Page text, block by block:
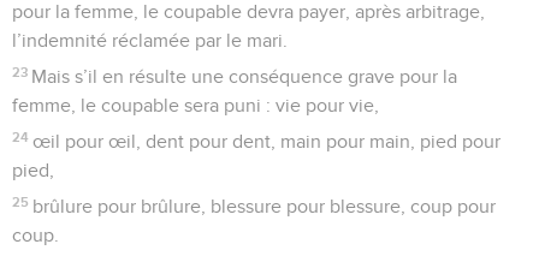
pour la femme, le coupable devra payer, après arbitrage,
l’indemnité réclamée par le mari.
23 Mais s’il en résulte une conséquence grave pour la
femme, le coupable sera puni : vie pour vie,
24 œil pour œil, dent pour dent, main pour main, pied pour
pied,
25 brûlure pour brûlure, blessure pour blessure, coup pour
coup.